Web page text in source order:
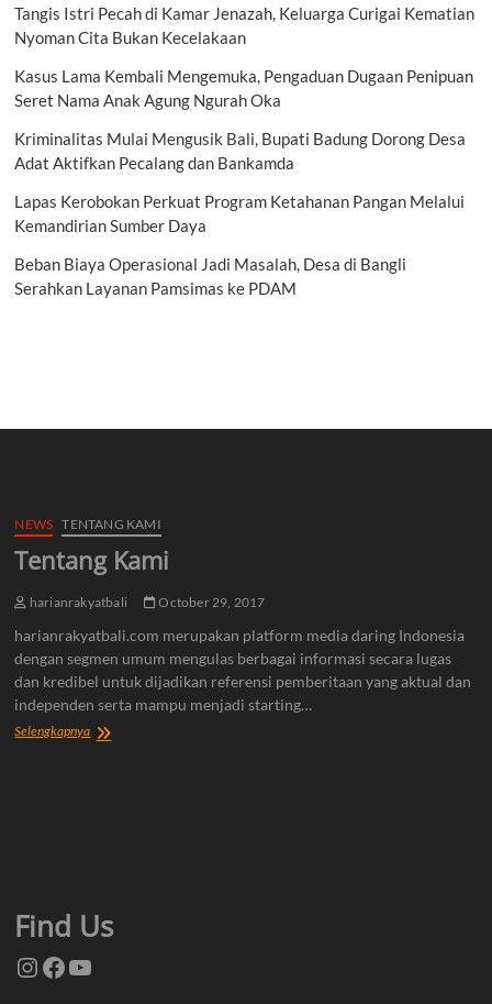
Tangis Istri Pecah di Kamar Jenazah, Keluarga Curigai Kematian
Nyoman Cita Bukan Kecelakaan
Kasus Lama Kembali Mengemuka, Pengaduan Dugaan Penipuan
Seret Nama Anak Agung Ngurah Oka
Kriminalitas Mulai Mengusik Bali, Bupati Badung Dorong Desa
Adat Aktifkan Pecalang dan Bankamda
Lapas Kerobokan Perkuat Program Ketahanan Pangan Melalui
Kemandirian Sumber Daya
Beban Biaya Operasional Jadi Masalah, Desa di Bangli
Serahkan Layanan Pamsimas ke PDAM
NEWS TENTANG KAMI
Tentang Kami
harianrakyatbali October 29, 2017
harianrakyatbali.com merupakan platform media daring Indonesia
dengan segmen umum mengulas berbagai informasi secara lugas
dan kredibel untuk dijadikan referensi pemberitaan yang aktual dan
independen serta mampu menjadi starting…
SelengkapnyaTentang
Find Us
Instagram
Facebook
YouTube